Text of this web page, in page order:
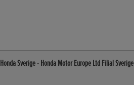
Sverige - Honda Motor Europe Ltd Filial Sverige